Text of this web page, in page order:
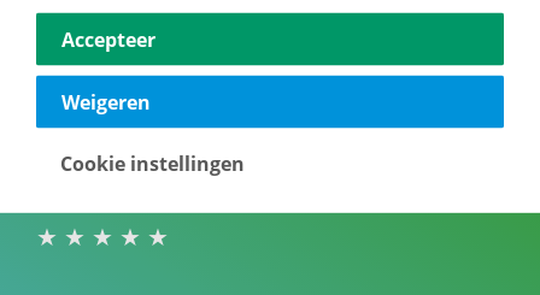
Accepteer
Weigeren
Cookie instellingen